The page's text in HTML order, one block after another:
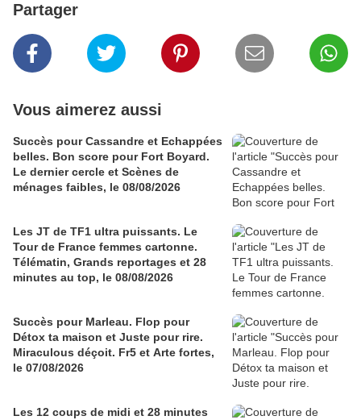
Partager
Vous aimerez aussi
Succès pour Cassandre et Echappées
belles. Bon score pour Fort Boyard.
Le dernier cercle et Scènes de
ménages faibles, le 08/08/2026
Les JT de TF1 ultra puissants. Le
Tour de France femmes cartonne.
Télématin, Grands reportages et 28
minutes au top, le 08/08/2026
Succès pour Marleau. Flop pour
Détox ta maison et Juste pour rire.
Miraculous déçoit. Fr5 et Arte fortes,
le 07/08/2026
Les 12 coups de midi et 28 minutes